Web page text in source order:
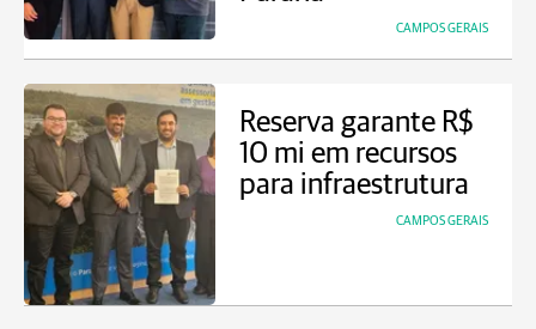
CAMPOS GERAIS
Reserva garante R$
10 mi em recursos
para infraestrutura
CAMPOS GERAIS